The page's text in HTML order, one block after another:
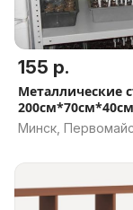
155 р.
Металлические
200см*70см*40см
Минск,